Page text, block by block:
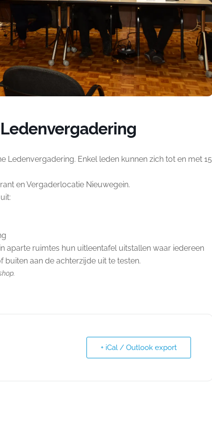
Ledenvergadering. Enkel leden kunnen zich tot en met 15
en Vergaderlocatie Nieuwegein.
aparte ruimtes hun uitleentafel uitstallen waar iedereen
buiten aan de achterzijde uit te testen.
+ iCal / Outlook export